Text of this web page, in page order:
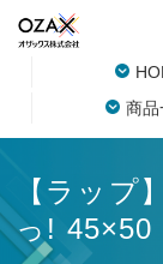
商
【ラップ
っ! 45×50